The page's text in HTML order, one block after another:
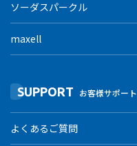
ソーダスパークル
maxell
SUPPORT お客様サポート
よくあるご質問